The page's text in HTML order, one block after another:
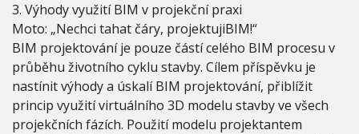
3. Výhody využití BIM v projekční praxi
Moto: „Nechci tahat čáry, projektujiBIM!“
BIM projektování je pouze částí celého BIM procesu v
průběhu životního cyklu stavby. Cílem příspěvku je
nastínit výhody a úskalí BIM projektování, přiblížit
princip využití virtuálního 3D modelu stavby ve všech
projekčních fázích. Použití modelu projektantem